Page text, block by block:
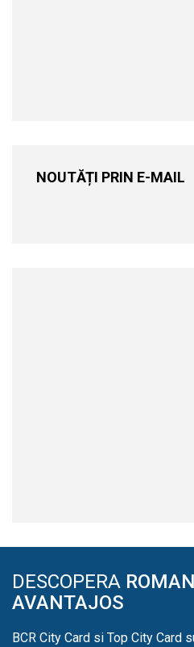
NOUTĂȚI PRIN E-MAIL
DESCOPERA
AVANTAJOS
BCR City Card si Top City Card